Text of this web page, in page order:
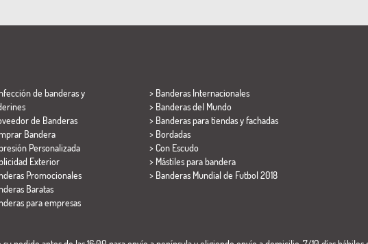
de banderas y
de Banderas
Bandera
Personalizada
Exterior
Promocionales
Baratas
para empresas
> Banderas Internacionales
> Banderas del Mundo
> Banderas para tiendas y fachadas
> Bordadas
> Con Escudo
> Mástiles para bandera
> Banderas Mundial de Futbol 2018